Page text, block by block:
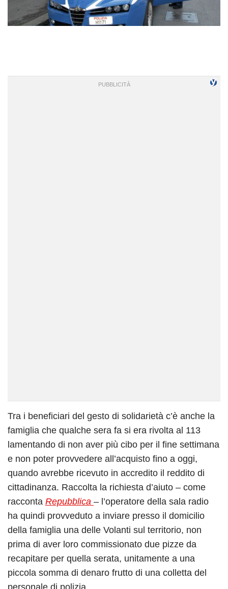
Tra i beneficiari del gesto di solidarietà c’è anche la
famiglia che qualche sera fa si era rivolta al 113
lamentando di non aver più cibo per il fine settimana
e non poter provvedere all’acquisto fino a oggi,
quando avrebbe ricevuto in accredito il reddito di
cittadinanza. Raccolta la richiesta d’aiuto – come
racconta Repubblica – l’operatore della sala radio
ha quindi provveduto a inviare presso il domicilio
della famiglia una delle Volanti sul territorio, non
prima di aver loro commissionato due pizze da
recapitare per quella serata, unitamente a una
piccola somma di denaro frutto di una colletta del